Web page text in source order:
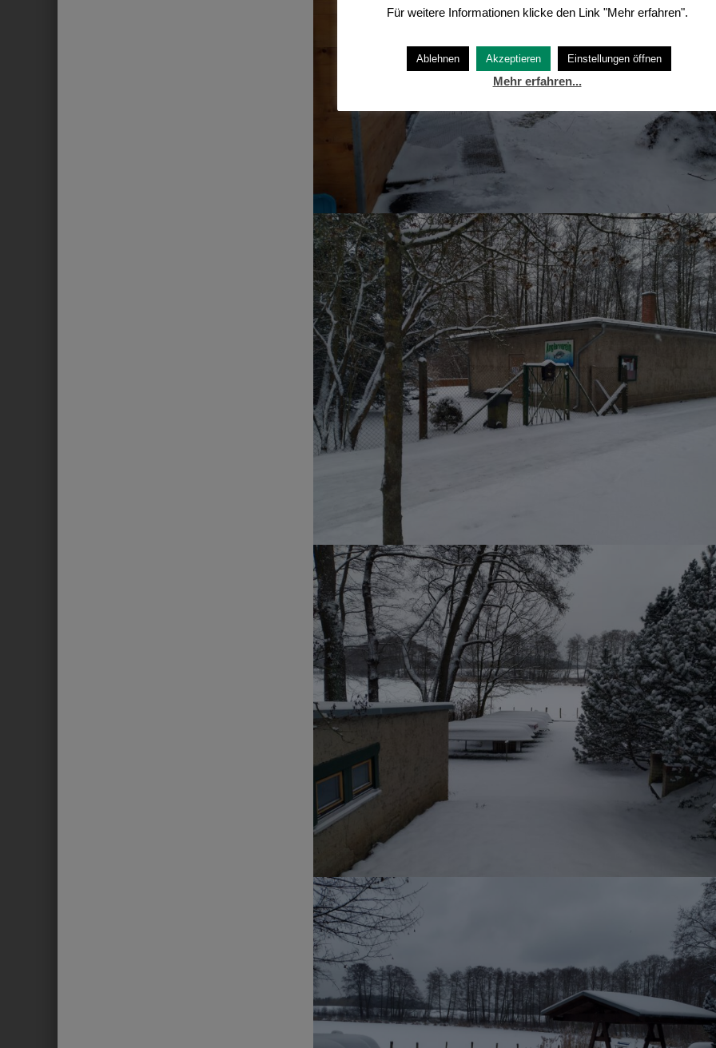
Für weitere Informationen klicke den Link "Mehr erfahren".
Ablehnen Akzeptieren Einstellungen öffnen
Mehr erfahren...